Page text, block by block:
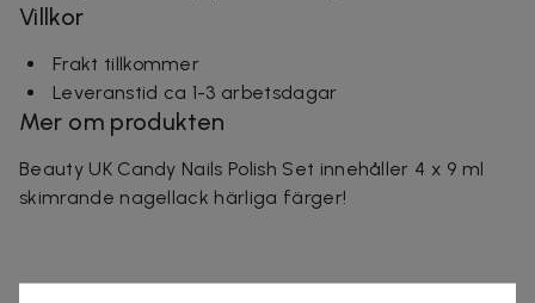
Villkor
Frakt tillkommer
Leveranstid ca 1-3 arbetsdagar
Mer om produkten
Beauty UK Candy Nails Polish Set innehåller 4 x 9 ml
skimrande nagellack härliga färger!